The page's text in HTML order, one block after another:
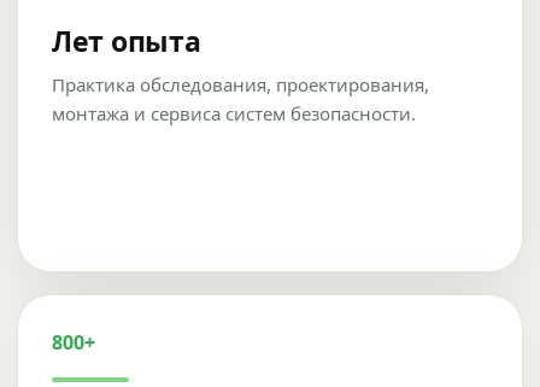
Лет опыта
Практика обследования, проектирования,
монтажа и сервиса систем безопасности.
800+